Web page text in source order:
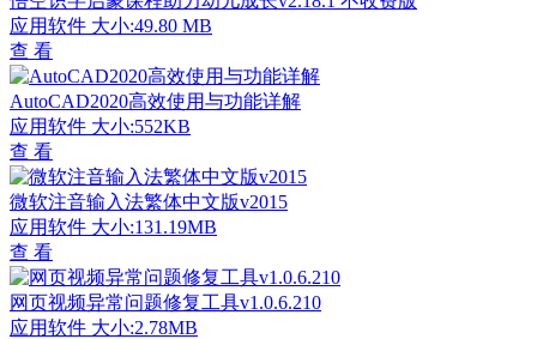
应用软件 大小:49.80 MB
查 看
AutoCAD2020高效使用与功能详解
应用软件 大小:552KB
查 看
微软注音输入法繁体中文版v2015
应用软件 大小:131.19MB
查 看
网页视频异常问题修复工具v1.0.6.210
应用软件 大小:2.78MB